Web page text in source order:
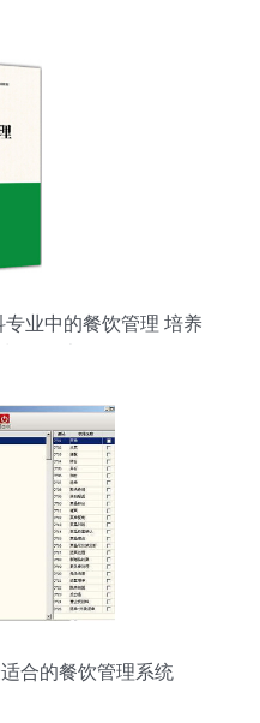
业中的餐饮管理 培养
合的餐饮管理系统